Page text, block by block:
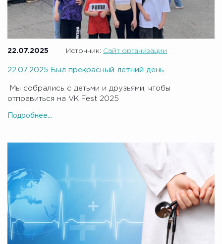
мукополисахаридозами. Солнышко — потому что наши
детки похожи на солнышко — такие же тёплые, добрые и
хорошие.
22.07.2025 Источник: Сайт организации
22.07.2025 Был прекрасный летний день
Мы собрались с детьми и друзьями, чтобы
отправиться на VK Fest 2025
Подробнее...